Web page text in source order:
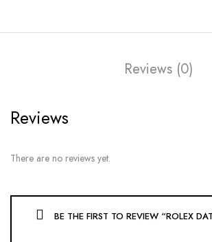
Reviews (0)
Reviews
There are no reviews yet.
BE THE FIRST TO REVIEW “ROLEX